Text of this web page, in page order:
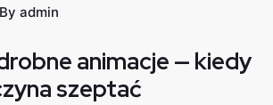
admin
animacje — kiedy
szeptać